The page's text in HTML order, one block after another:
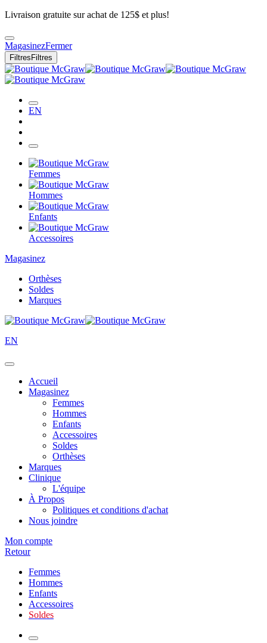
Livraison gratuite sur achat de 125$ et plus!
MagasinezFermer
Filtres Filtres
EN
Femmes
Hommes
Enfants
Accessoires
Magasinez
Orthèses
Soldes
Marques
EN
Accueil
Magasinez
Femmes
Hommes
Enfants
Accessoires
Soldes
Orthèses
Marques
Clinique
L'équipe
À Propos
Politiques et conditions d'achat
Nous joindre
Mon compte
Retour
Femmes
Hommes
Enfants
Accessoires
Soldes